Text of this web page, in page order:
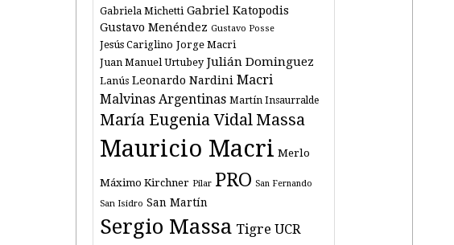
Gabriela Michetti Gabriel Katopodis
Gustavo Menéndez Gustavo Posse
Jesús Cariglino Jorge Macri
Juan Manuel Urtubey Julián Dominguez
Lanús Leonardo Nardini Macri
Malvinas Argentinas Martín Insaurralde
María Eugenia Vidal Massa
Mauricio Macri Merlo
Máximo Kirchner Pilar PRO San Fernando
San Isidro San Martín
Sergio Massa Tigre UCR